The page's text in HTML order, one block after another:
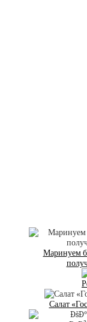
Маринуем
Салат